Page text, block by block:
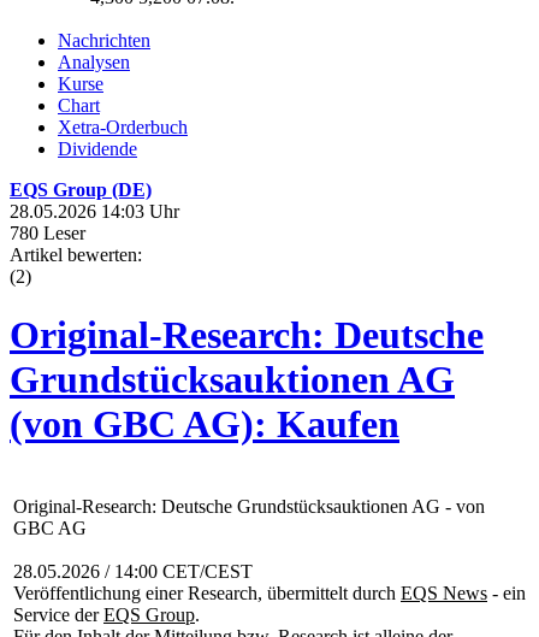
Nachrichten
Analysen
Kurse
Chart
Xetra-Orderbuch
Dividende
EQS Group (DE)
28.05.2026 14:03 Uhr
780 Leser
Artikel bewerten:
(2)
Original-Research: Deutsche
Grundstücksauktionen AG
(von GBC AG): Kaufen
Original-Research: Deutsche Grundstücksauktionen AG - von
GBC AG
28.05.2026 / 14:00 CET/CEST
Veröffentlichung einer Research, übermittelt durch EQS News - ein
Service derEQS Group.